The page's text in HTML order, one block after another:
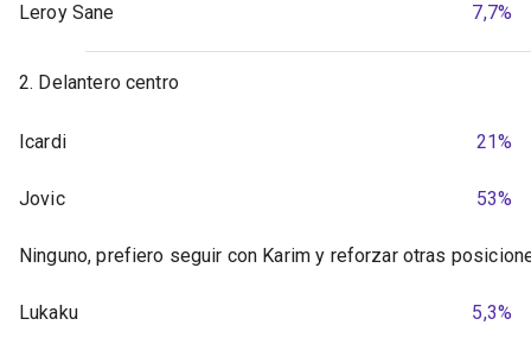
Leroy Sane 7,7%
2. Delantero centro
Icardi 21%
Jovic 53%
Ninguno, prefiero seguir con Karim y reforzar otras
Lukaku 5,3%